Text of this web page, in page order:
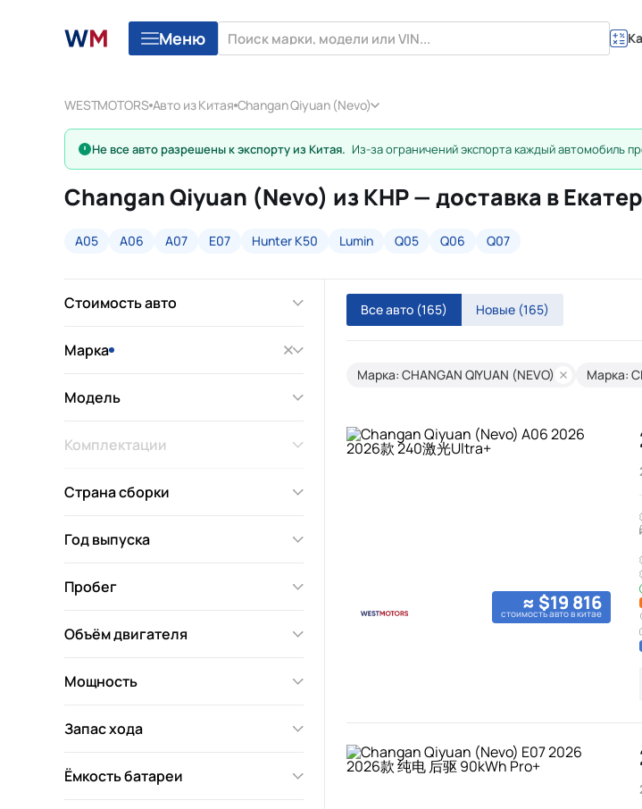
Меню
WESTMOTORS Авто из Китая Changan Qiyuan (Nevo)
Не все авто разрешены к экспорту из Китая. Из-за ограничений экспорта каждый автомобиль
Changan Qiyuan (Nevo) из КНР — доставка в
A05 A06 A07 E07 Hunter K50 Lumin Q05 Q06 Q07
Стоимость авто
Марка
Модель
Комплектации
Страна сборки
Год выпуска
Пробег
Объём двигателя
Мощность
Запас хода
Ёмкость батареи
Все авто (165) Новые (165)
Марка: CHANGAN QIYUAN (NEVO) Марка:
≈ $19 816
стоимость авто в китае